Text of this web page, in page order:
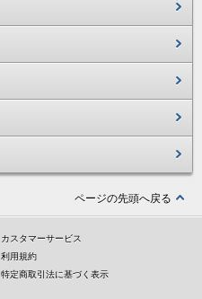
ページの先頭へ戻る
カスタマーサービス
利用規約
特定商取引法に基づく表示